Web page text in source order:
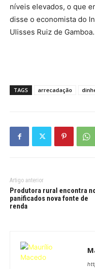
níveis elevados, o que
disse o economista do
Ulisses Ruiz de Gamboa.
TAGS arrecadação
Artigo anterior
Produtora rural encontra
panificados nova fonte de
renda